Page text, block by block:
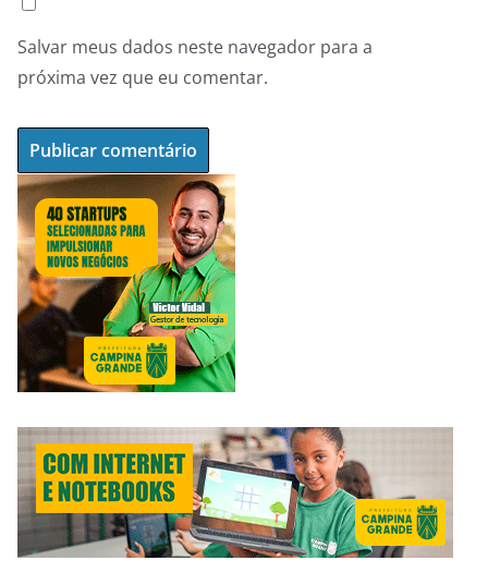
Salvar meus dados neste navegador para a
próxima vez que eu comentar.